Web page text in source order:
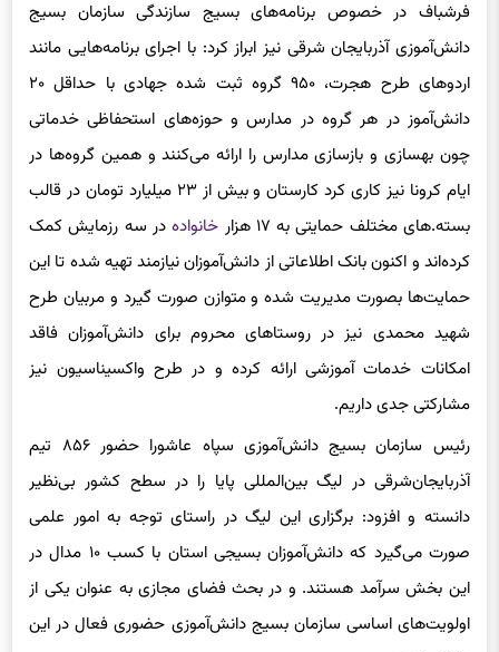
دانش‌آموزی آذربایجان شرقی نیز ابراز کرد: با اجرای برنامه‌هایی مانند
اردوهای طرح هجرت، ۹۵۰ گروه ثبت شده جهادی با حداقل ۲۰
دانش‌آموز در هر گروه در مدارس و حوزه‌های استحفاظی خدماتی
چون بهسازی و بازسازی مدارس را ارائه می‌کنند و همین گروه‌ها در
ایامکرونا
نیز کاری کرد کارستان و بیش از ۲۳ میلیارد تومان در قالب
بسته.های مختلف حمایتی به ۱۷ هزار
خانواده در سه رزمایش کمک
کرده‌اند و اکنون بانک اطلاعاتی از دانش‌آموزان نیازمند تهیه شده تا این
حمایت‌ها بصورت مدیریت شده و متوازن صورت گیرد و مربیان طرح
شهید محمدی نیز در روستاهای محروم برای دانش‌آموزان فاقد
امکانات خدمات آموزشی ارائه کرده و در طرح واکسیناسیون نیز
مشارکتی جدی داریم.
آذربایجان‌شرقی در لیگ بین‌المللی پایا را در سطح کشور بی‌نظیر
دانسته و افزود: برگزاری این لیگ در راستای توجه به امور علمی
صورت می‌گیرد که دانش‌آموزان بسیجی استان با کسب ۱۰ مدال در
این بخش سرآمد هستند. و در بحث فضای مجازی به عنوان یکی از
اولویت‌های اساسی سازمان بسیج دانش‌آموزی حضوری فعال در این
بخش داریم.